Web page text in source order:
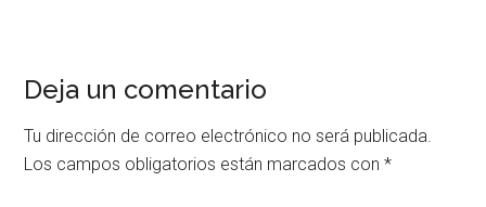
Deja un comentario
Tu dirección de correo electrónico no será publicada.
Los campos obligatorios están marcados con*